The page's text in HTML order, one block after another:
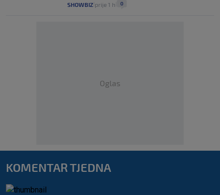
SHOWBIZ prije 1 h 0
Oglas
KOMENTAR TJEDNA